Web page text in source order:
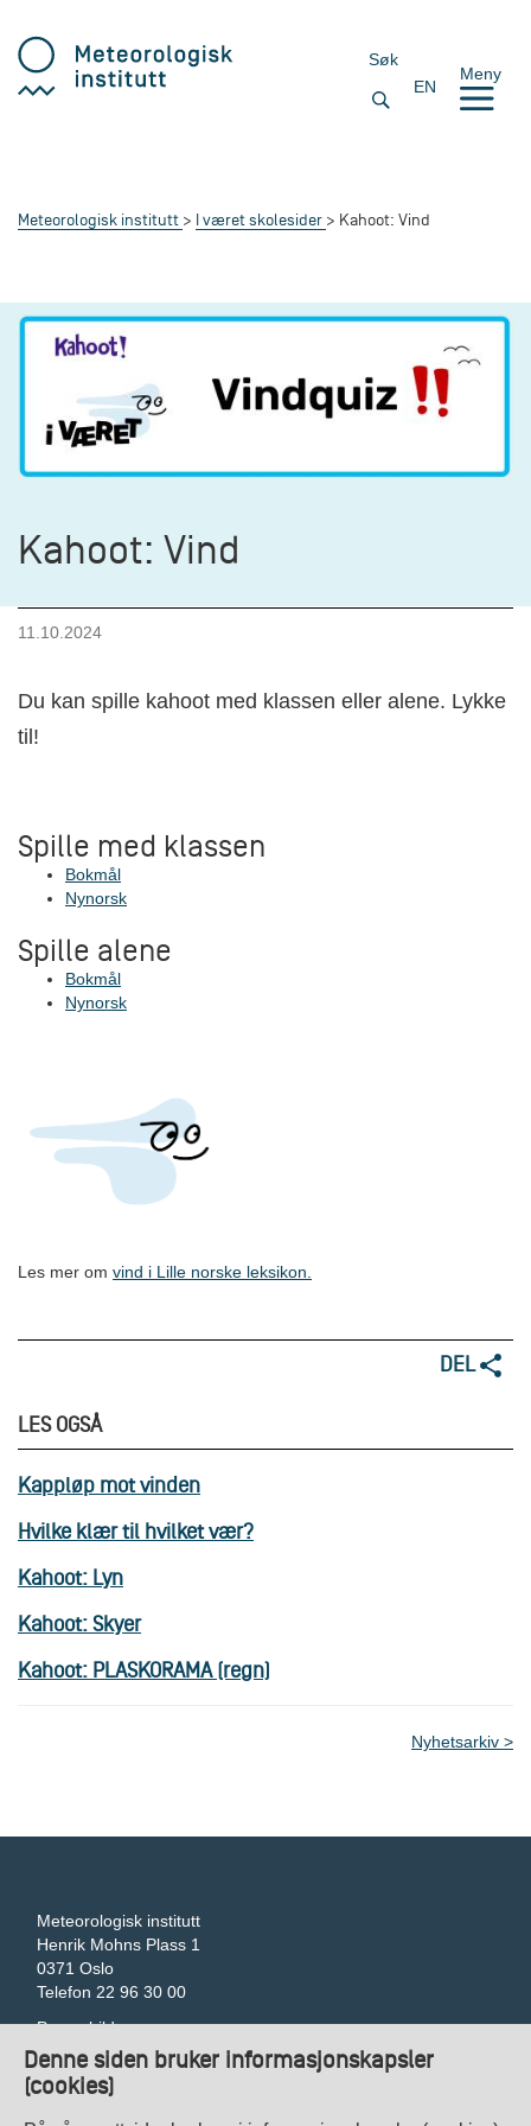
Denne siden bruker informasjonskapsler
(cookies)
Søk
EN
Meny
Meteorologisk institutt I været skolesider Kahoot: Vind
Kahoot: Vind
11.10.2024
Du kan spille kahoot med klassen eller alene. Lykke
til!
Spille med klassen
Bokmål
Nynorsk
Spille alene
Bokmål
Nynorsk
Les mer om vind i Lille norske leksikon
DEL
LES OGSÅ
Kappløp mot vinden
Hvilke klær til hvilket vær?
Kahoot: Lyn
Kahoot: Skyer
Kahoot: PLASKORAMA (regn)
Nyhetsarkiv
Meteorologisk institutt
Henrik Mohns Plass 1
0371 Oslo
Telefon 22 96 30 00
Pressebilder
Tilgjengelegheitserklæring
Gi tilbakemelding om universell utforming
Veibeskrivelse
Kontakt oss